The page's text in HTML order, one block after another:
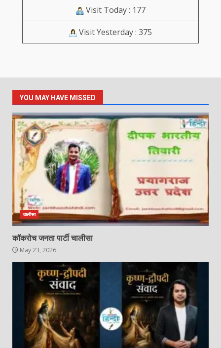
Visit Today : 177
Visit Yesterday : 375
YOU MAY HAVE MISSED
चालीसा
कॉकरोच जनता पार्टी चालीसा
May 23, 2026